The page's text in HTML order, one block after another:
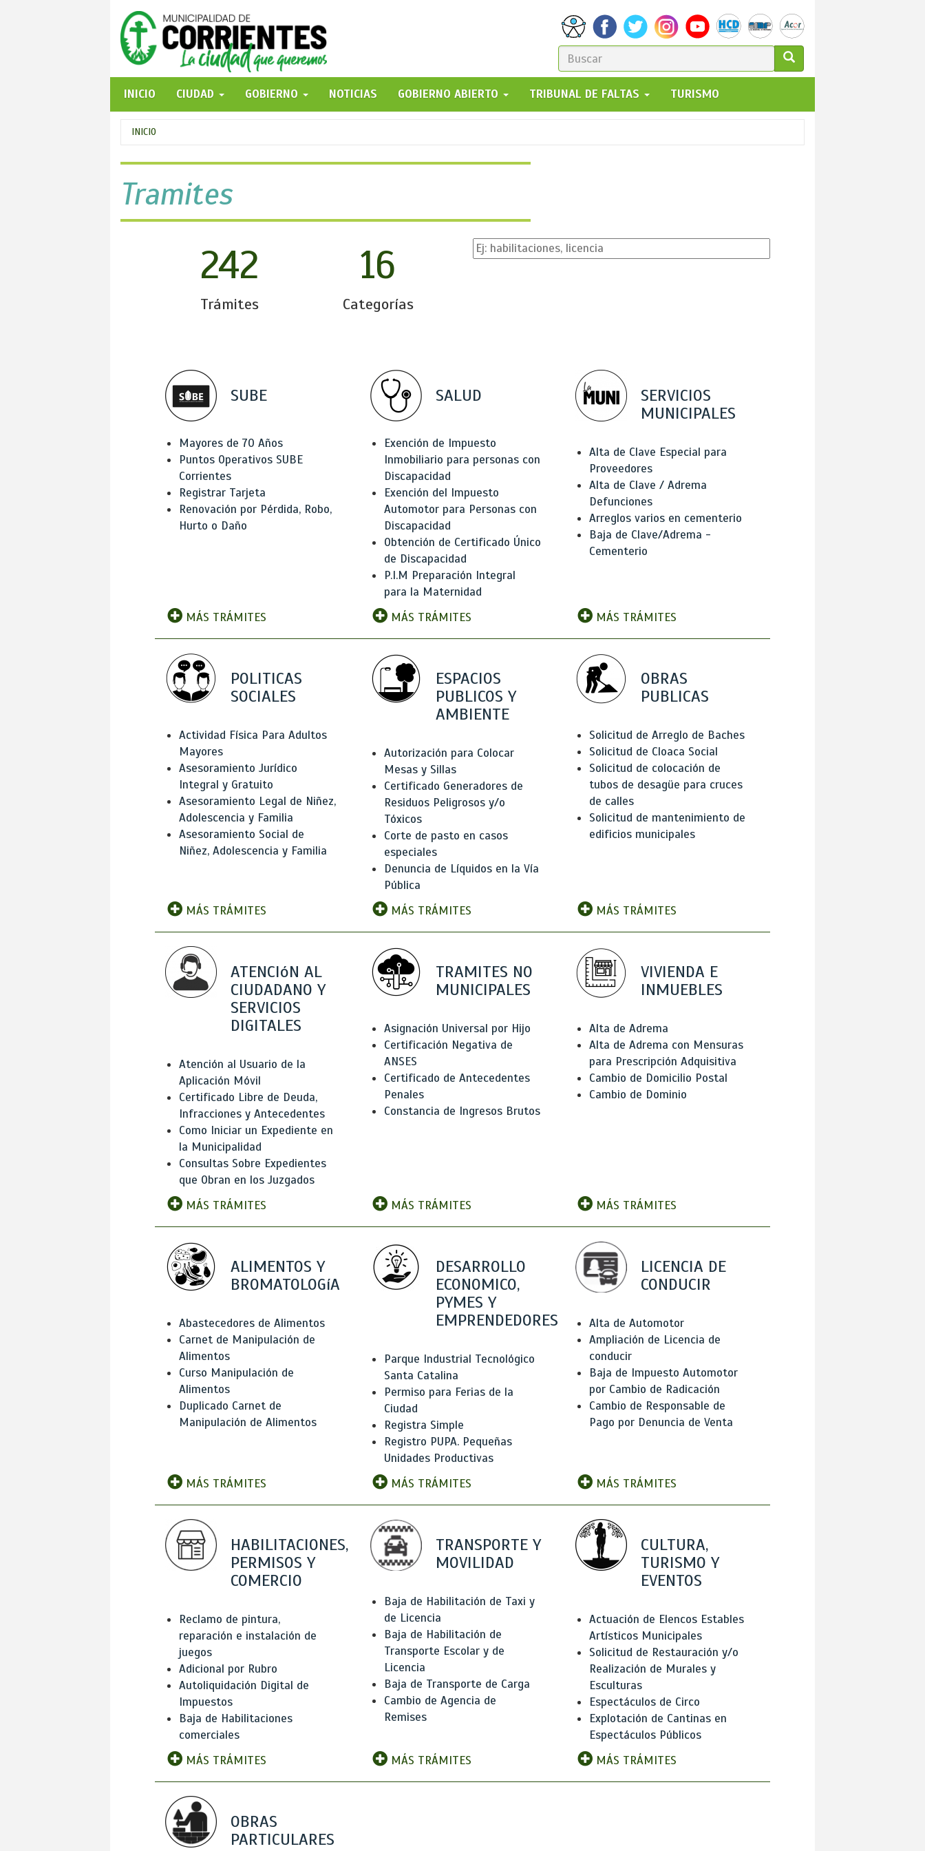
FORMULARIO
DE
BÚSQUEDA
GO!
INICIO
CIUDAD GOBIERNO NOTICIAS GOBIERNO ABIERTO TRIBUNAL DE FALTAS TURISMO
Se
encuentra
usted
aquí
INICIO
Tramites
242
Trámites
16
Categorías
SUBE
Mayores de 70 Años
Puntos Operativos SUBE
Corrientes
Registrar Tarjeta
Renovación por Pérdida, Robo,
Hurto o Daño
MÁS TRÁMITES
SALUD
Exención de Impuesto
Inmobiliario para personas con
Discapacidad
Exención del Impuesto
Automotor para Personas con
Discapacidad
Obtención de Certificado Único
de Discapacidad
P.I.M Preparación Integral
para la Maternidad
MÁS TRÁMITES
SERVICIOS
MUNICIPALES
Alta de Clave Especial para
Proveedores
Alta de Clave / Adrema
Defunciones
Arreglos varios en cementerio
Baja de Clave/Adrema -
Cementerio
MÁS TRÁMITES
POLITICAS
SOCIALES
Actividad Física Para Adultos
Mayores
Asesoramiento Jurídico
Integral y Gratuito
Asesoramiento Legal de Niñez,
Adolescencia y Familia
Asesoramiento Social de
Niñez, Adolescencia y Familia
MÁS TRÁMITES
ESPACIOS
PUBLICOS Y
AMBIENTE
Autorización para Colocar
Mesas y Sillas
Certificado Generadores de
Residuos Peligrosos y/o
Tóxicos
Corte de pasto en casos
especiales
Denuncia de Líquidos en la Vía
Pública
MÁS TRÁMITES
OBRAS
PUBLICAS
Solicitud de Arreglo de Baches
Solicitud de Cloaca Social
Solicitud de colocación de
tubos de desagüe para cruces
de calles
Solicitud de mantenimiento de
edificios municipales
MÁS TRÁMITES
ATENCIóN AL
CIUDADANO Y
SERVICIOS
DIGITALES
Atención al Usuario de la
Aplicación Móvil
Certificado Libre de Deuda,
Infracciones y Antecedentes
Como Iniciar un Expediente en
la Municipalidad
Consultas Sobre Expedientes
que Obran en los Juzgados
MÁS TRÁMITES
TRAMITES NO
MUNICIPALES
Asignación Universal por Hijo
Certificación Negativa de
ANSES
Certificado de Antecedentes
Penales
Constancia de Ingresos Brutos
MÁS TRÁMITES
VIVIENDA E
INMUEBLES
Alta de Adrema
Alta de Adrema con Mensuras
para Prescripción Adquisitiva
Cambio de Domicilio Postal
Cambio de Dominio
MÁS TRÁMITES
ALIMENTOS Y
BROMATOLOGíA
Abastecedores de Alimentos
Carnet de Manipulación de
Alimentos
Curso Manipulación de
Alimentos
Duplicado Carnet de
Manipulación de Alimentos
MÁS TRÁMITES
DESARROLLO
ECONOMICO,
PYMES Y
EMPRENDEDORES
Parque Industrial Tecnológico
Santa Catalina
Permiso para Ferias de la
Ciudad
Registra Simple
Registro PUPA. Pequeñas
Unidades Productivas
MÁS TRÁMITES
LICENCIA DE
CONDUCIR
Alta de Automotor
Ampliación de Licencia de
conducir
Baja de Impuesto Automotor
por Cambio de Radicación
Cambio de Responsable de
Pago por Denuncia de Venta
MÁS TRÁMITES
HABILITACIONES,
PERMISOS Y
COMERCIO
Reclamo de pintura,
reparación e instalación de
juegos
Adicional por Rubro
Autoliquidación Digital de
Impuestos
Baja de Habilitaciones
comerciales
MÁS TRÁMITES
TRANSPORTE Y
MOVILIDAD
Baja de Habilitación de Taxi y
de Licencia
Baja de Habilitación de
Transporte Escolar y de
Licencia
Baja de Transporte de Carga
Cambio de Agencia de
Remises
MÁS TRÁMITES
CULTURA,
TURISMO Y
EVENTOS
Actuación de Elencos Estables
Artísticos Municipales
Solicitud de Restauración y/o
Realización de Murales y
Esculturas
Espectáculos de Circo
Explotación de Cantinas en
Espectáculos Públicos
MÁS TRÁMITES
OBRAS
PARTICULARES